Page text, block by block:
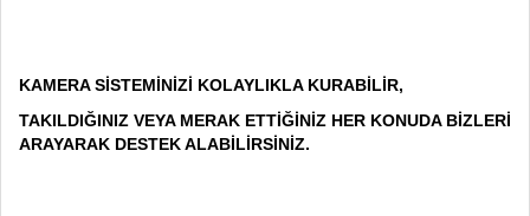
KAMERA SİSTEMİNİZİ KOLAYLIKLA KURABİLİR,
TAKILDIĞINIZ VEYA MERAK ETTİĞİNİZ HER KONUDA BİZLERİ
ARAYARAK DESTEK ALABİLİRSİNİZ.